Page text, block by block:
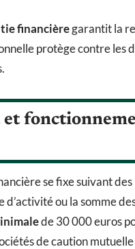
financièregarantit la
protège contre les
se fixe suivant
d’activité ou la somme
de 30 000 euros
de caution